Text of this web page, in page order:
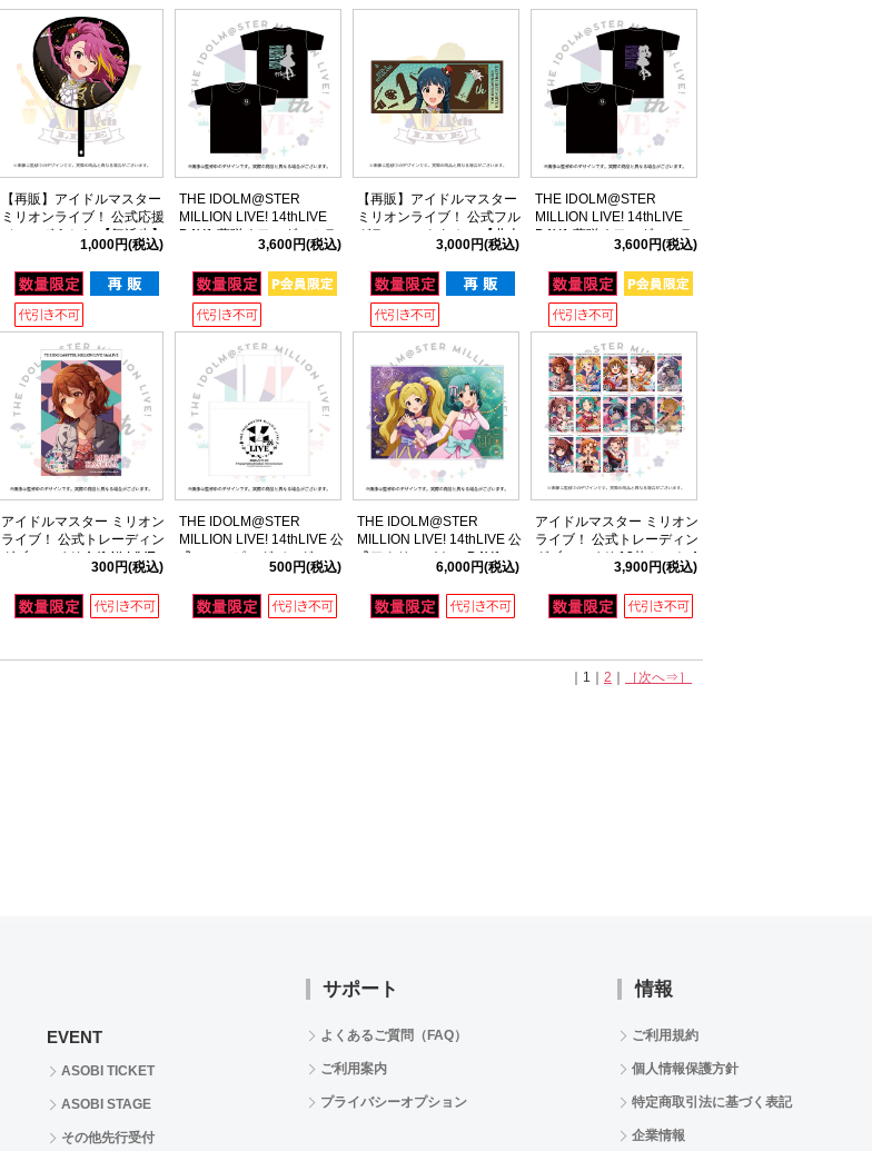
【再販】アイドルマスター
ミリオンライブ！ 公式応援
ジャンボうちわ 【舞浜歩】
(11thLIVE ver.)1,000円(税込)
THE IDOLM@STER
MILLION LIVE! 14thLIVE
DAY1 夢咲くワンダーミラ
ージュ 公式Tシャツ 【徳川
まつり】 Mサイズ
3,600円(税込)
【再販】アイドルマスター
ミリオンライブ！ 公式フル
グラフィックタオル 【北上
麗花】 (11thLIVE ver.)
3,000円(税込)
THE IDOLM@STER
MILLION LIVE! 14thLIVE
DAY1 夢咲くワンダーミラ
ージュ 公式Tシャツ 【エミ
リー スチュアート】 Mサイ
3,600円(税込)
アイドルマスター ミリオン
ライブ！ 公式トレーディン
グブロマイド A (14thLIVE
300円(税込)
THE IDOLM@STER
MILLION LIVE! 14thLIVE 公
式ショッピングバッグ
500円(税込)
THE IDOLM@STER
MILLION LIVE! 14thLIVE 公
式アクリルパネル DAY1
6,000円(税込)
アイドルマスター ミリオン
ライブ！ 公式トレーディン
グブロマイド 13枚セット A
(14thLIVE ver.)3,900円(税込)
｜1｜ 2 ［次へ⇒］
EVENT
ASOBI TICKET
ASOBI STAGE
その他先行受付
サポート
よくあるご質問（FAQ）
ご利用案内
プライバシーオプション
情報
ご利用規約
個人情報保護方針
特定商取引法に基づく表記
企業情報